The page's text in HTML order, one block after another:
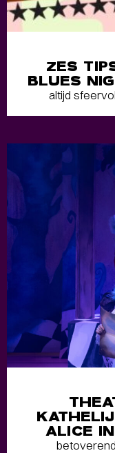
ZES
BLUES
altijd
ALICE